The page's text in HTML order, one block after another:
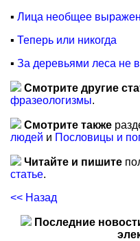
▪ Лица необщее
▪ Теперь или никогда
▪ За деревьями леса не
Смотрите другие
фразеологизмы.
Смотрите также
людей и Пословицы и
Читайте и пишите
статье.
<< Назад
Последние